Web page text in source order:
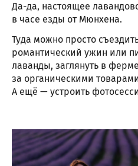
Да-да, настоящее
в часе езды от Мюнхена.
Туда можно просто
романтический ужин или
лаванды, заглянуть в
за органическими
А ещё — устроить